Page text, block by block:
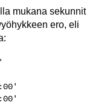
mukana sekunnit
ero, eli